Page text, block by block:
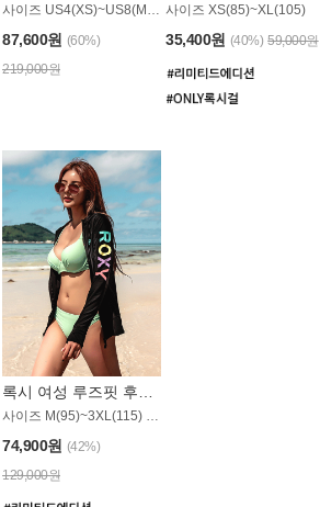
87,600원 (60%)
219,000원
사이즈 XS(85)~XL(105)
35,400원 (40%) 59,000원
록시 여성 루즈핏 후드 래쉬가드 WT900BRX
사이즈 M(95)~3XL(115) / 롱기장 타입
74,900원 (42%)
129,000원